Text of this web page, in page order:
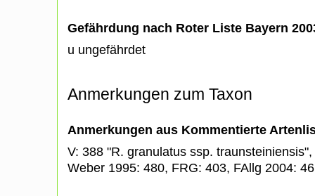
Gefährdung nach Roter Liste Bayern
u ungefährdet
Anmerkungen zum Taxon
Anmerkungen aus Kommentierte
V: 388 "R. granulatus ssp.
Weber 1995: 480, FRG: 403, FAllg 2004: